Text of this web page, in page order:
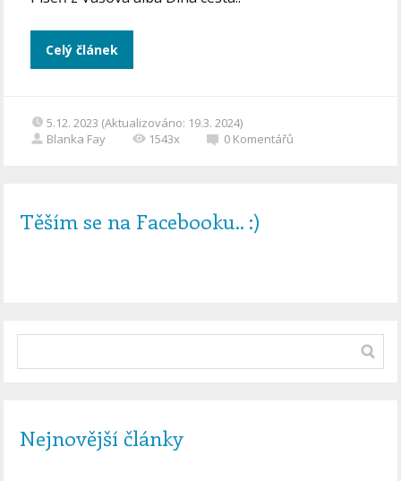
Celý článek
5.12. 2023 (Aktualizováno: 19.3. 2024)
Blanka Fay
1543x 0 Komentářů
Těším se na Facebooku.. :)
Nejnovější články